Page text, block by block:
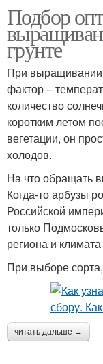
Подбор
грунте
При выращивании
фактор –
количество
коротким летом
вегетации, он
холодов.
На что обращать
Когда-то арбузы
Российской
только
региона и
При выборе
читать дальше →